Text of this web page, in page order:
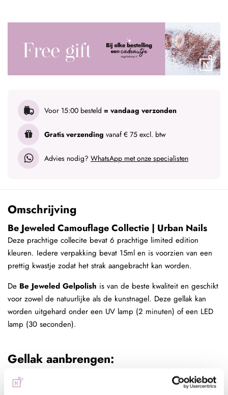
Voor 15:00 besteld = vandaag verzonden
Gratis verzending vanaf € 75 excl. btw
Advies nodig? WhatsApp met onze specialisten
Omschrijving
Be Jeweled Camouflage Collectie | Urban Nails
Deze prachtige collecite bevat 6 prachtige limited edition
kleuren. Iedere verpakking bevat 15ml en is voorzien van een
prettig kwastje zodat het strak aangebracht kan worden.
De Be Jeweled Gelpolish is van de beste kwaliteit en geschikt
voor zowel de natuurlijke als de kunstnagel. Deze gellak kan
worden uitgehard onder een UV lamp (2 minuten) of een LED
lamp (30 seconden).
Gellak aanbrengen: